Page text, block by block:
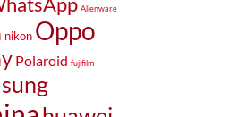
Alienware
nikon Oppo
Polaroid fujifilm